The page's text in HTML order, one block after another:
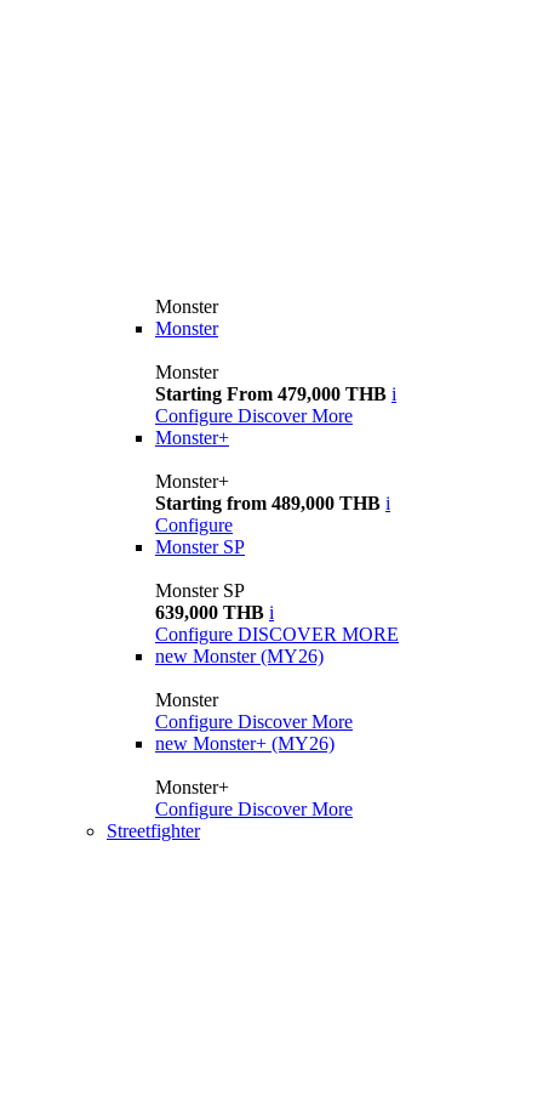
Monster
Monster
Monster
Starting From 479,000 THB i
Configure Discover More
Monster+
Monster+
Starting from 489,000 THB i
Configure
Monster SP
Monster SP
639,000 THB i
Configure DISCOVER MORE
new Monster (MY26)
Monster
Configure Discover More
new Monster+ (MY26)
Monster+
Configure Discover More
Streetfighter